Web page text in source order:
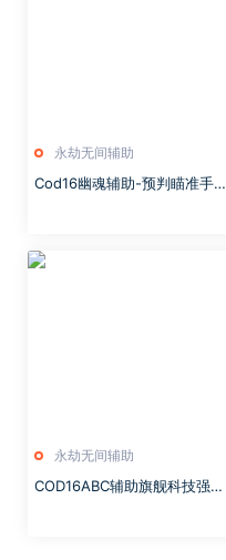
永劫无间辅助
Cod16幽魂辅助-预判瞄准手雷
永劫无间辅助
COD16ABC辅助旗舰科技强势